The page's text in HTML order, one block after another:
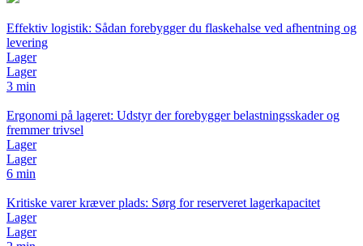
Effektiv logistik: Sådan forebygger du flaskehalse ved afhentning og
levering
Lager
Lager
3 min
Ergonomi på lageret: Udstyr der forebygger belastningsskader og
fremmer trivsel
Lager
Lager
6 min
Kritiske varer kræver plads: Sørg for reserveret lagerkapacitet
Lager
Lager